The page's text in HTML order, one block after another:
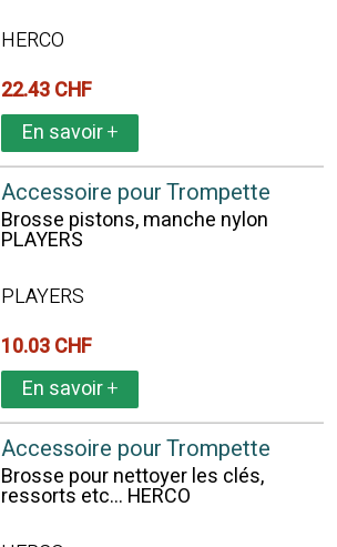
HERCO
22.43 CHF
En savoir+
Accessoire pour Trompette
Brosse pistons, manche nylon
PLAYERS
PLAYERS
10.03 CHF
En savoir+
Accessoire pour Trompette
Brosse pour nettoyer les clés,
ressorts etc... HERCO